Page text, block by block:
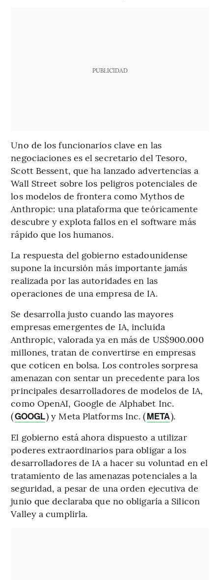
PUBLICIDAD
Uno de los funcionarios clave en las
negociaciones es el secretario del Tesoro,
Scott Bessent, que ha lanzado advertencias a
Wall Street sobre los peligros potenciales de
los modelos de frontera como Mythos de
Anthropic: una plataforma que teóricamente
descubre y explota fallos en el software más
rápido que los humanos.
La respuesta del gobierno estadounidense
supone la incursión más importante jamás
realizada por las autoridades en las
operaciones de una empresa de IA.
Se desarrolla justo cuando las mayores
empresas emergentes de IA, incluida
Anthropic, valorada ya en más de US$900.000
millones, tratan de convertirse en empresas
que coticen en bolsa. Los controles sorpresa
amenazan con sentar un precedente para los
principales desarrolladores de modelos de IA,
como OpenAI, Google de Alphabet Inc.
(GOOGL) y Meta Platforms Inc. (META).
El gobierno está ahora dispuesto a utilizar
poderes extraordinarios para obligar a los
desarrolladores de IA a hacer su voluntad en el
tratamiento de las amenazas potenciales a la
seguridad, a pesar de una orden ejecutiva de
junio que declaraba que no obligaría a Silicon
Valley a cumplirla.